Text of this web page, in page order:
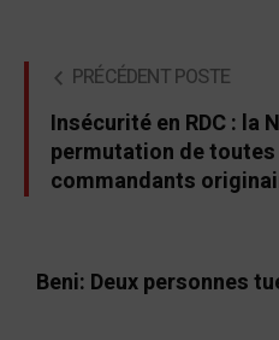
PRÉCÉDENT POSTE
Insécurité en RDC : la
permutation de
commandants
Beni: Deux personnes